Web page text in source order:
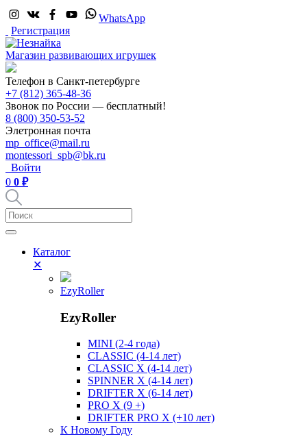
WhatsApp
Регистрация
Магазин развивающих игрушек
Телефон в Санкт-петербурге
+7 (812) 365-48-36
Звонок по России — бесплатный!
8 (800) 350-53-52
Элетронная почта
mp_office@mail.ru
montessori_spb@bk.ru
Войти
0 0 ₽
Каталог
✕
EzyRoller
EzyRoller
MINI (2-4 года)
CLASSIC (4-14 лет)
CLASSIC X (4-14 лет)
SPINNER X (4-14 лет)
DRIFTER X (6-14 лет)
PRO X (9 +)
DRIFTER PRO X (+10 лет)
К Новому Году